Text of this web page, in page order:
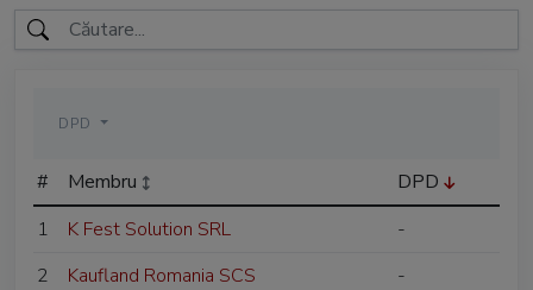
DPD
# Membru
DPD
1
K Fest Solution SRL
-
2
Kaufland Romania SCS
-